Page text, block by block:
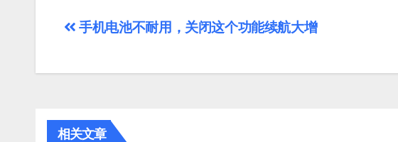
文
航
手机电池不耐用，关闭这个功能续航大增
相关文章